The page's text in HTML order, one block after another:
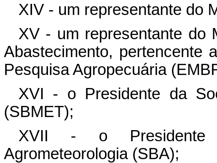
XIV - um representante do
XV - um representante do
Abastecimento, pertencente
Pesquisa Agropecuária
XVI - o Presidente da
(SBMET);
XVII - o Presidente
Agrometeorologia (SBA);